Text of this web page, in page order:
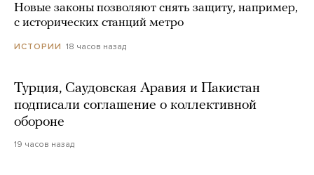
Новые законы позволяют снять защиту, например,
с исторических станций метро
ИСТОРИИ 18 часов назад
Турция, Саудовская Аравия и Пакистан
подписали соглашение о коллективной
обороне
19 часов назад